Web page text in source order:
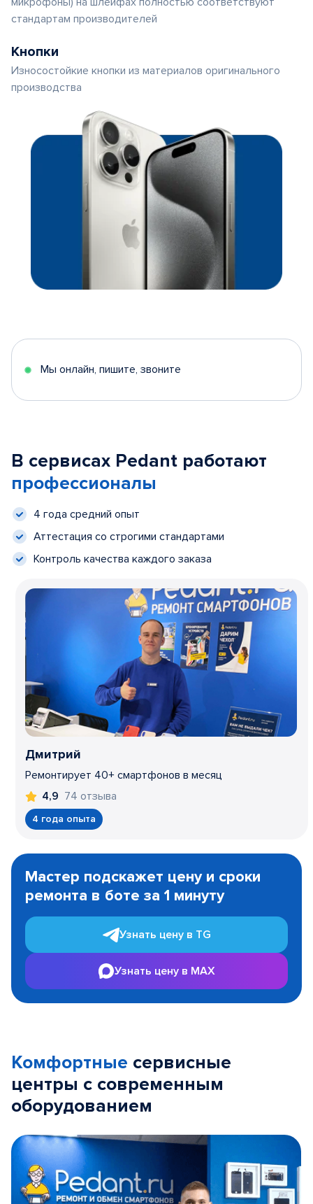
стандартам производителей
Кнопки
Износостойкие кнопки из материалов оригинального
производства
Мы онлайн, пишите, звоните
В сервисах Pedant работают
профессионалы
4 года средний опыт
Аттестация со строгими стандартами
Контроль качества каждого заказа
Дмитрий
Ремонтирует 40+ смартфонов в месяц
4,9 74 отзыва
4 года опыта
1
Мастер подскажет цену и сроки
ремонта в боте за 1 минуту
Узнать цену в TG
Узнать цену в MAX
Комфортные сервисные
центры с современным
оборудованием